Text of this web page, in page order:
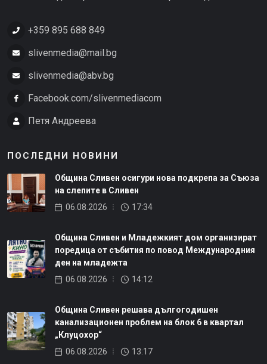
+359 895 688 849
slivenmedia@mail.bg
slivenmedia@abv.bg
Facebook.com/slivenmediacom
Петя Андреева
ПОСЛЕДНИ НОВИНИ
Община Сливен осигури нова подкрепа за Съюза
на слепите в Сливен
06.08.2026
17:34
Община Сливен и Младежкият дом организират
поредица от събития по повод Международния
ден на младежта
06.08.2026
14:12
Община Сливен решава дългогодишен
канализационен проблем на блок 6 в квартал
„Клуцохор“
06.08.2026
13:17